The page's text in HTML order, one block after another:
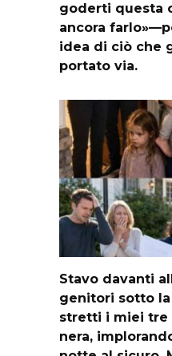
goderti questa
ancora
idea di ciò che
portato via.
Stavo davanti
genitori sotto
stretti i miei tre
nera,